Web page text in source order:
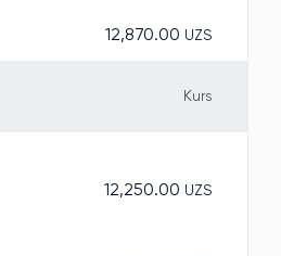
12,870.00 UZS
Kurs
12,250.00 UZS